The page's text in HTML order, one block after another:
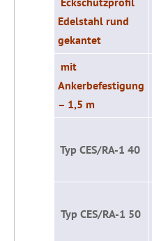
Edelstahl rund
gekantet
mit
Ankerbefestigung
– 1,5 m
Typ CES/RA-1 40
Typ CES/RA-1 50